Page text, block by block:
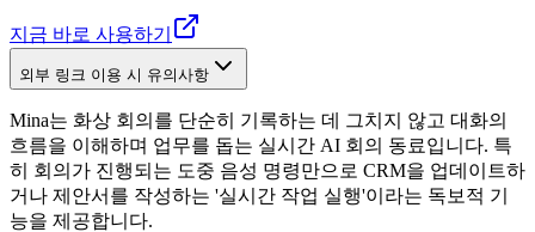
지금 바로 사용하기
외부 링크 이용 시 유의사항
Mina는 화상 회의를 단순히 기록하는 데 그치지 않고 대화의
흐름을 이해하며 업무를 돕는 실시간 AI 회의 동료입니다. 특
히 회의가 진행되는 도중 음성 명령만으로 CRM을 업데이트하
거나 제안서를 작성하는 '실시간 작업 실행'이라는 독보적 기
능을 제공합니다.